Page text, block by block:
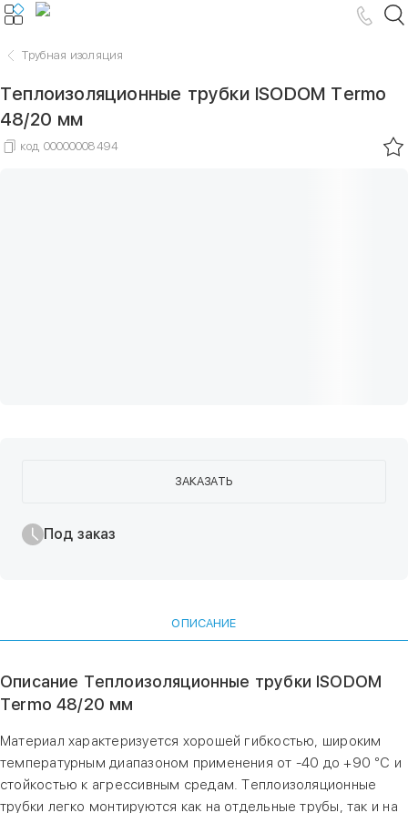
Трубная изоляция
Теплоизоляционные трубки ISODOM Termo
48/20 мм
код 00000008494
ЗАКАЗАТЬ
Под заказ
ОПИСАНИЕ
Описание Теплоизоляционные трубки ISODOM
Termo 48/20 мм
Материал характеризуется хорошей гибкостью, широким
температурным диапазоном применения от -40 до +90 °С и
стойкостью к агрессивным средам. Теплоизоляционные
трубки легко монтируются как на отдельные трубы, так и на